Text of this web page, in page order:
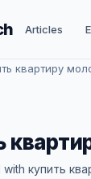
Articles
квартиру
купить